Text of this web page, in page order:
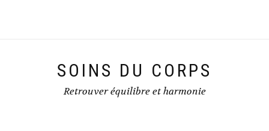
SOINS DU CORPS
Retrouver équilibre et harmonie